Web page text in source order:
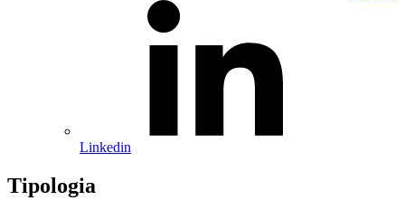
Linkedin
Tipologia